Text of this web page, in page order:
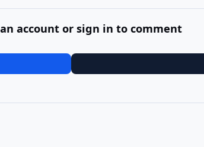
account or sign in to comment